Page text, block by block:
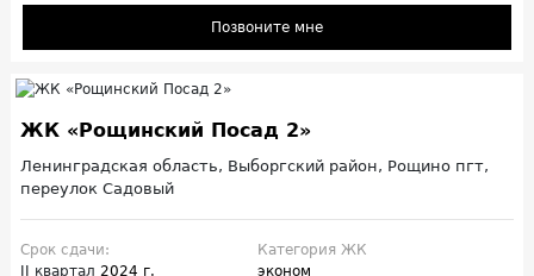
Позвоните мне
ЖК «Рощинский Посад 2»
Ленинградская область, Выборгский район, Рощино пгт,
переулок Садовый
Срок сдачи:
II квартал 2024 г.
Категория ЖК
эконом